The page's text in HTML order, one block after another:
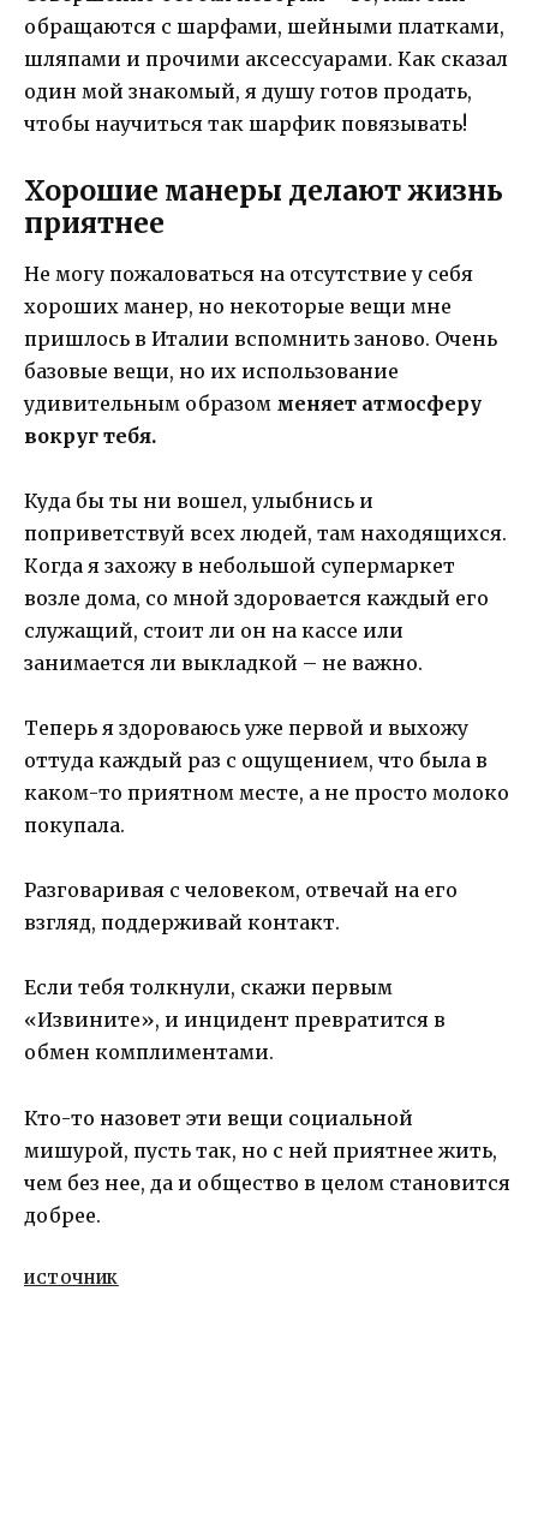
обращаются с шарфами, шейными платками,
шляпами и прочими аксессуарами. Как сказал
один мой знакомый, я душу готов продать,
чтобы научиться так шарфик повязывать!
Хорошие манеры делают жизнь
приятнее
Не могу пожаловаться на отсутствие у себя
хороших манер, но некоторые вещи мне
пришлось в Италии вспомнить заново. Очень
базовые вещи, но их использование
удивительным образом меняет атмосферу
вокруг тебя.
Куда бы ты ни вошел, улыбнись и
поприветствуй всех людей, там находящихся.
Когда я захожу в небольшой супермаркет
возле дома, со мной здоровается каждый его
служащий, стоит ли он на кассе или
занимается ли выкладкой – не важно.
Теперь я здороваюсь уже первой и выхожу
оттуда каждый раз с ощущением, что была в
каком-то приятном месте, а не просто молоко
покупала.
Разговаривая с человеком, отвечай на его
взгляд, поддерживай контакт.
Если тебя толкнули, скажи первым
«Извините», и инцидент превратится в
обмен комплиментами.
Кто-то назовет эти вещи социальной
мишурой, пусть так, но с ней приятнее жить,
чем без нее, да и общество в целом становится
добрее.
ИСТОЧНИК